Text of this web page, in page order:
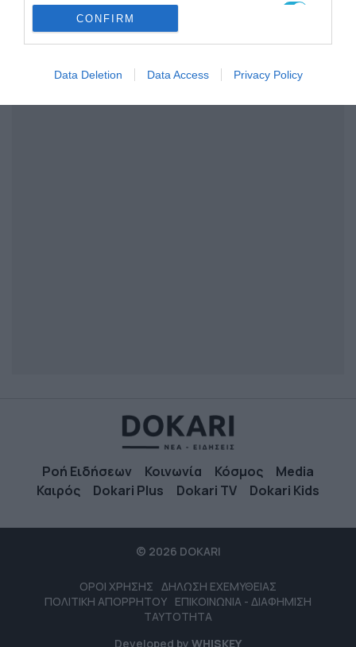
I want to allow Google to enable storage
related to security, including authentication
functionality and fraud prevention, and other
CONFIRM
Data Deletion Data Access Privacy Policy
Ροή Ειδήσεων Κοινωνία Κόσμος
Media
Καιρός
Dokari Plus Dokari TV Dokari Kids
© 2026 DOKARI
ΟΡΟΙ ΧΡΗΣΗΣ ΔΗΛΩΣΗ ΕΧΕΜΥΘΕΙΑΣ
ΠΟΛΙΤΙΚΗ ΑΠΟΡΡΗΤΟΥ ΕΠΙΚΟΙΝΩΝΙΑ - ΔΙΑΦΗΜΙΣΗ
ΤΑΥΤΟΤΗΤΑ
Developed by WHISKEY